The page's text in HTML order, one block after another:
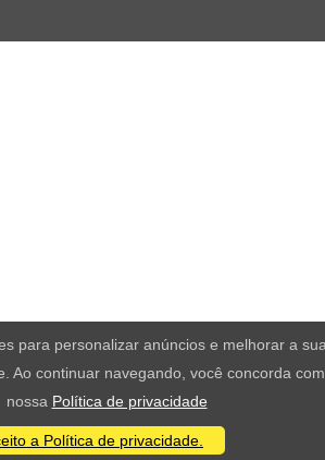
para personalizar anúncios e melhorar a
Ao continuar navegando, você concorda
nossa Política de privacidade
a Política de privacidade.